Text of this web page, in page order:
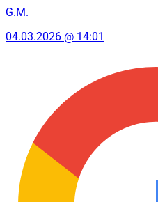
G.M.
04.03.2026 @ 14:01